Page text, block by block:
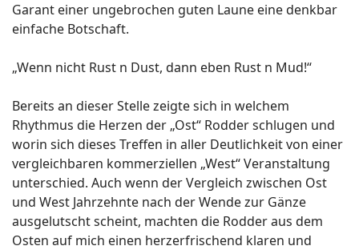
Garant einer ungebrochen guten Laune eine denkbar
einfache Botschaft.
„Wenn nicht Rust n Dust, dann eben Rust n Mud!“
Bereits an dieser Stelle zeigte sich in welchem
Rhythmus die Herzen der „Ost“ Rodder schlugen und
worin sich dieses Treffen in aller Deutlichkeit von einer
vergleichbaren kommerziellen „West“ Veranstaltung
unterschied. Auch wenn der Vergleich zwischen Ost
und West Jahrzehnte nach der Wende zur Gänze
ausgelutscht scheint, machten die Rodder aus dem
Osten auf mich einen herzerfrischend klaren und